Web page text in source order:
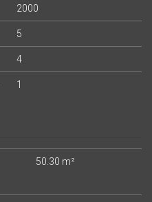
2000
5
4
1
50 .30 m²